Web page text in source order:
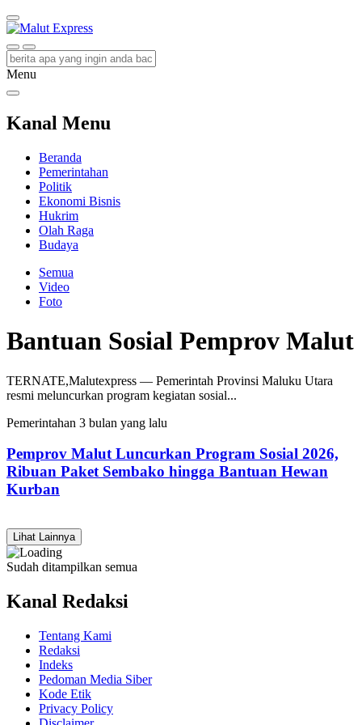
Malut Express
Berita Lebih Cepat
Menu
Kanal Menu
Beranda
Pemerintahan
Politik
Ekonomi Bisnis
Hukrim
Olah Raga
Budaya
Semua
Video
Foto
Bantuan Sosial Pemprov Malut
TERNATE,Malutexpress — Pemerintah Provinsi Maluku Utara
resmi meluncurkan program kegiatan sosial...
Pemerintahan 3 bulan yang lalu
Pemprov Malut Luncurkan Program Sosial 2026,
Ribuan Paket Sembako hingga Bantuan Hewan
Kurban
Lihat Lainnya
Sudah ditampilkan semua
Kanal Redaksi
Tentang Kami
Redaksi
Indeks
Pedoman Media Siber
Kode Etik
Privacy Policy